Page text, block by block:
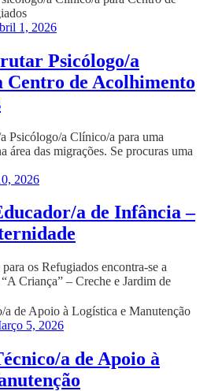
1, 2026
Psicólogo/a
Centro de Acolhimento
Psicólogo/a Clínico/a para uma
área das migrações. Se procuras uma
2026
a de Infância –
os Refugiados encontra-se a
Criança” – Creche e Jardim de
5, 2026
a de Apoio à